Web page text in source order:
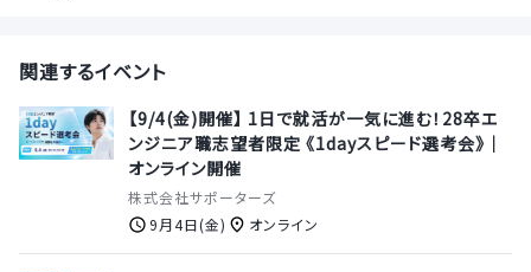
関連するイベント
【9/4(金)開催】 1日で就活が一気に進む！28卒エ
ンジニア職志望者限定 《1dayスピード選考会》│
オンライン開催
株式会社サポーターズ
9月4日(金)
オンライン